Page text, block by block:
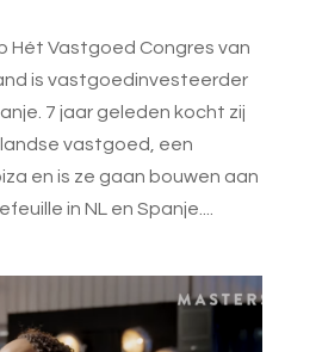
Hét Vastgoed Congres van
is vastgoedinvesteerder
7 jaar geleden kocht zij
vastgoed, een
en is ze gaan bouwen aan
in NL en Spanje....